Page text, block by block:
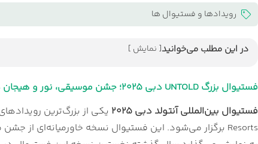
رویدادها و فستیوال ها
در این مطلب می‌خوانید[ نمایش ]
هیجان در قلب دبی
چرا نوامبر بهترین زمان برای برگزاری فستیوال در دبی است؟
محل برگزاری فستیوال UNTOLD دبی
فستیوال بزرگ UNTOLD دبی ۲۰۲۵؛ جشن موسیقی، نور و هیجان در قلب دبی
فستیوال بین‌المللی آنتولد دبی ۲۰۲۵